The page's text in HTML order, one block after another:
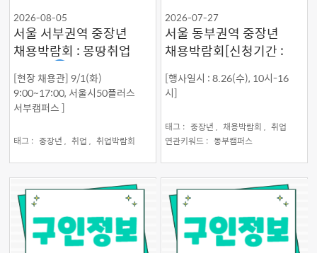
2026-08-05
서울 서부권역 중장년
채용박람회 : 몽땅취업
[현장 채용관] 9/1(화)
9:00~17:00, 서울시50플러스
서부캠퍼스 ]
태그 : 중장년 , 취업 , 취업박람회
2026-07-27
서울 동부권역 중장년
채용박람회[신청기간 :
[행사일시 : 8.26(수), 10시-16
시]
태그 : 중장년 , 채용박람회 , 취업
연관키워드 : 동부캠퍼스